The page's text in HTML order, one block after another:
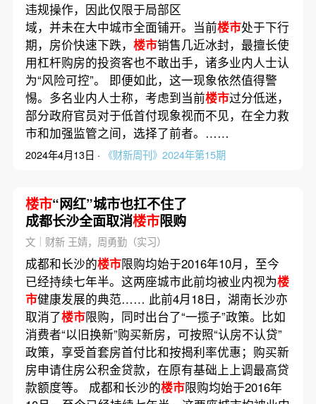
违规操作，因此仅限于局部区
域，并未在大中城市全面铺开。当前楼市处于下行
期，房价快速下跌， 楼市销售几近冰封，最擅长使
用杠杆购房的投资客也不敢出手，诸多业内人士认
为“风险可控”。 即便如此，这一现象依然值得警
惕。多名业内人士称，考虑到当前楼市过分低迷，
部分政府官员对于低首付现象视而不见，在全力救
市和加强监管之间，选择了前者。……
2024年4月13日 · 《财新周刊》2024年第15期
楼市“网红”城市也扛不住了
成都长沙全面取消楼市限购
文｜财新 王婧，周勇勤（实习）
成都和长沙的楼市限购均始于2016年10月，至今
已经持续七年半。这两座城市此前均被业内视为楼
市健康发展的典范…… 此前4月18日，湖南长沙亦
取消了楼市限购，同时出台了“一揽子”政策。比如
消费者“以旧换新”购买新房，可按照“认房不认贷”
政策，享受首套房首付比和按揭利率优惠；购买新
房申请住房公积金贷款，在原有基础上上调最高贷
款额度等。 成都和长沙的楼市限购均始于2016年